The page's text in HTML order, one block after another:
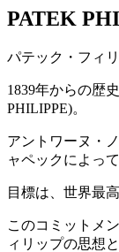
PATEK
パテック・フィ
1839年からの歴
PHILIPPE)。
アントワーヌ・
ャペックによって
目標は、世界最
このコミットメ
ィリップの思想